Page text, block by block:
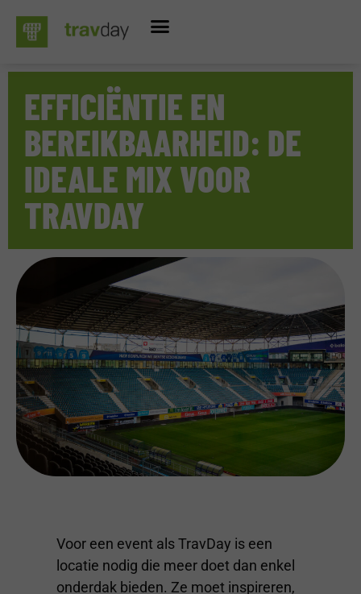
EFFICIËNTIE EN
BEREIKBAARHEID: DE
IDEALE MIX VOOR
TRAVDAY
Voor een event als TravDay is een
locatie nodig die meer doet dan enkel
onderdak bieden. Ze moet inspireren,